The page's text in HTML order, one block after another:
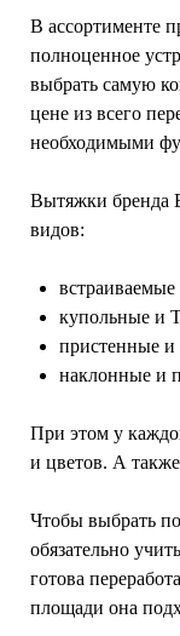
В ассортименте
полноценное
выбрать самую
цене из всего
необходимыми
Вытяжки бренда
видов:
встраиваемые
купольные и
пристенные и
наклонные и
При этом у
и цветов. А
Чтобы выбрать
обязательно
готова
площади она